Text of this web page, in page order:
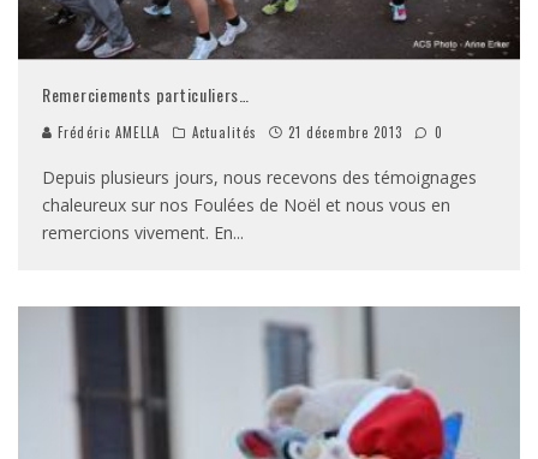
Remerciements particuliers…
Frédéric AMELLA Actualités 21 décembre 2013 0
Depuis plusieurs jours, nous recevons des témoignages
chaleureux sur nos Foulées de Noël et nous vous en
remercions vivement. En...